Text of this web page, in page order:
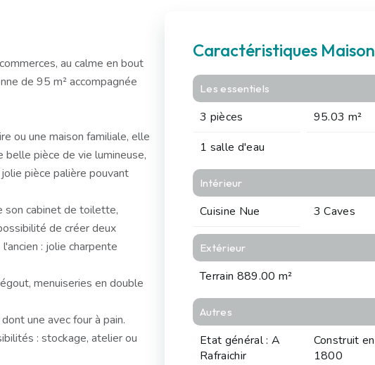
au calme en bout
de 95 m² accompagnée
ou une maison familiale, elle
pièce de vie lumineuse,
pièce palière pouvant
son cabinet de toilette,
de créer deux
: jolie charpente
menuiseries en double
une avec four à pain.
: stockage, atelier ou
Caractéristiques Maison
Les essentiels
3 pièces 95.03 m²
1 salle d'eau
Intérieur
Cuisine Nue 3 Caves
Extérieur
Terrain 889.00 m²
Autres
Etat général : A
Rafraichir
Construit en
1800